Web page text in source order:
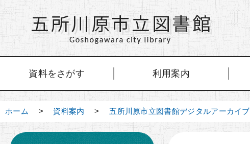
資料をさがす 利用案内
ホーム > 資料案内 > 五所川原市立図書館デジタルアーカイブ